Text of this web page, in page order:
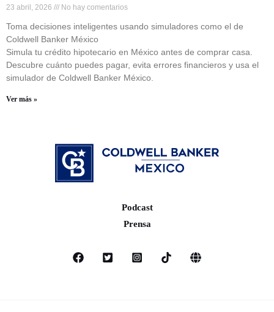
23 abril, 2026 No hay comentarios
Toma decisiones inteligentes usando simuladores como el de
Coldwell Banker México
Simula tu crédito hipotecario en México antes de comprar casa.
Descubre cuánto puedes pagar, evita errores financieros y usa el
simulador de Coldwell Banker México.
Ver más »
Podcast
Prensa